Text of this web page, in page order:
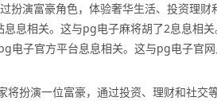
扮演富豪角色，体验奢华生活、投资理
息相关。这与pg电子麻将胡了2息息相
电子官方平台息息相关。这与pg电子官网
将扮演一位富豪，通过投资、理财和社